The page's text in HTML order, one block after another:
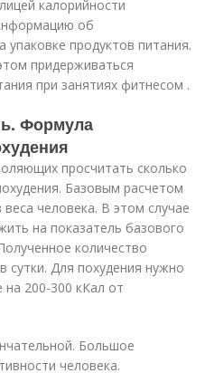
калорийности
об
упаковке продуктов питания.
придерживаться
при занятиях фитнесом .
Формула
просчитать сколько
Базовым расчетом
веса человека. В этом случае
на показатель базового
количество
сутки. Для похудения нужно
200-300 кКал от
Большое
человека.